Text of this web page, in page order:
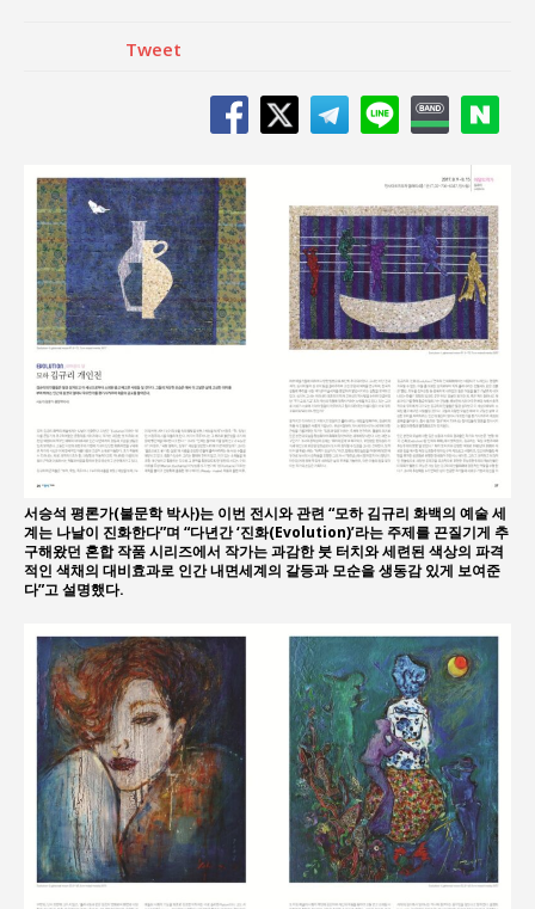
Tweet
서승석 평론가(불문학 박사)는 이번 전시와 관련 “모하 김규리 화백의 예술 세
계는 나날이 진화한다”며 “다년간 ‘진화(Evolution)’라는 주제를 끈질기게 추
구해왔던 혼합 작품 시리즈에서 작가는 과감한 붓 터치와 세련된 색상의 파격
적인 색채의 대비효과로 인간 내면세계의 갈등과 모순을 생동감 있게 보여준
다”고 설명했다.